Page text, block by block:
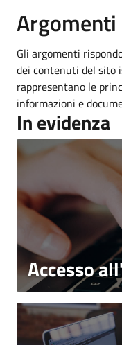
Argomenti
Gli argomenti
dei contenuti del sito
rappresentano le
informazioni e
In evidenza
Accesso